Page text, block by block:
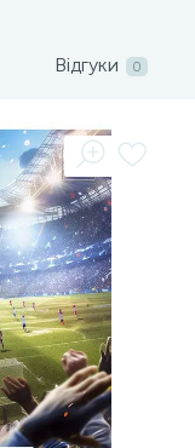
Відгуки 0